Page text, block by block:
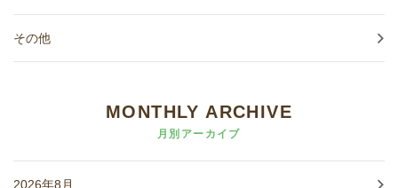
その他
MONTHLY ARCHIVE
月別アーカイブ
2026年8月